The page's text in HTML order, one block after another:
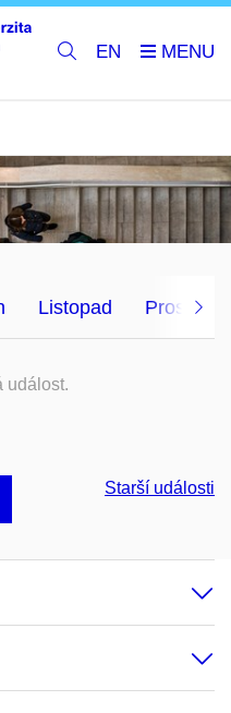
EN
Listopad Prosinec
událost.
Starší události